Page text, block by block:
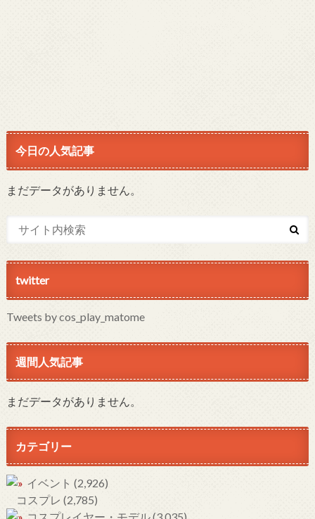
今日の人気記事
まだデータがありません。
twitter
Tweets by cos_play_matome
週間人気記事
まだデータがありません。
カテゴリー
イベント (2,926)
コスプレ (2,785)